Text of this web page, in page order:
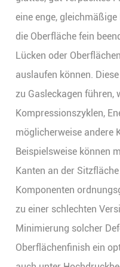
eine enge,
die Oberfläche fein
Lücken oder
auslaufen können.
zu Gasleckagen führen,
Kompressionszyklen,
möglicherweise andere
Beispielsweise können
Kanten an der
Komponenten
zu einer schlechten
Minimierung solcher
Oberflächenfinish ein